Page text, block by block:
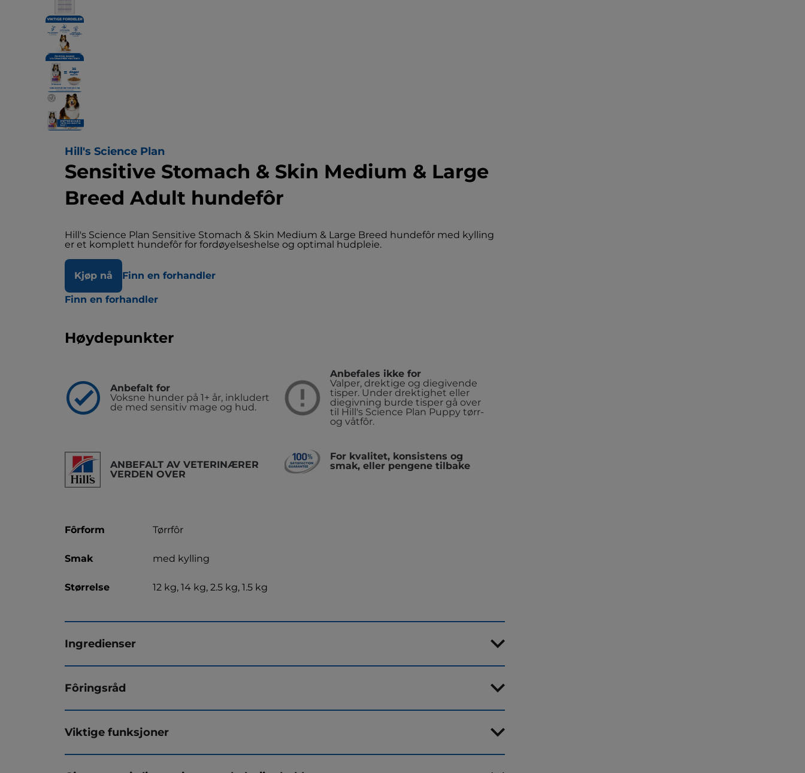
Hill's Science Plan
Sensitive Stomach & Skin Medium & Large
Breed Adult hundefôr
Hill's Science Plan Sensitive Stomach & Skin Medium & Large Breed hundefôr med kylling
er et komplett hundefôr for fordøyelseshelse og optimal hudpleie.
Kjøp nå Finn en forhandler
Finn en forhandler
Høydepunkter
Anbefalt for
Voksne hunder på 1+ år, inkludert
de med sensitiv mage og hud.
Anbefales ikke for
Valper, drektige og diegivende
tisper. Under drektighet eller
diegivning burde tisper gå over
til Hill's Science Plan Puppy tørr-
og våtfôr.
ANBEFALT AV VETERINÆRER
VERDEN OVER
For kvalitet, konsistens og
smak, eller pengene tilbake
Fôrform Tørrfôr
Smak med kylling
Størrelse 12 kg, 14 kg, 2.5 kg, 1.5 kg
Ingredienser
Fôringsråd
Viktige funksjoner